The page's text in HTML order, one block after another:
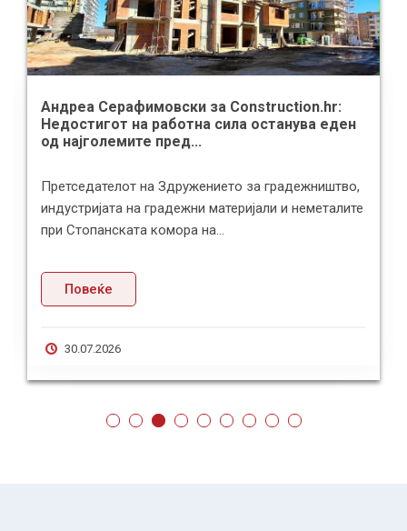
Андреа Серафимовски за Construction.hr:
Недостигот на работна сила останува еден
од најголемите пред...
Претседателот на Здружението за градежништво,
индустријата на градежни материјали и неметалите
при Стопанската комора на...
Повеќе
30.07.2026